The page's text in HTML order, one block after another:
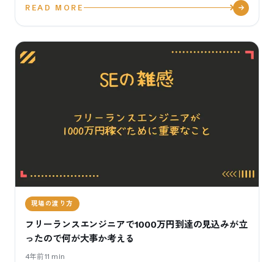
READ MORE
現場の渡り方
フリーランスエンジニアで1000万円到達の見込みが立
ったので何が大事か考える
4年前11 min